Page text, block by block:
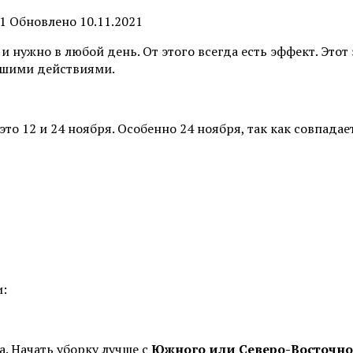
Обновлено 10.11.2021
нужно в любой день. От этого всегда есть эффект.
действиями.
12 и 24 ноября. Особенно 24 ноября, так как
Начать уборку лучше с Южного или Северо-